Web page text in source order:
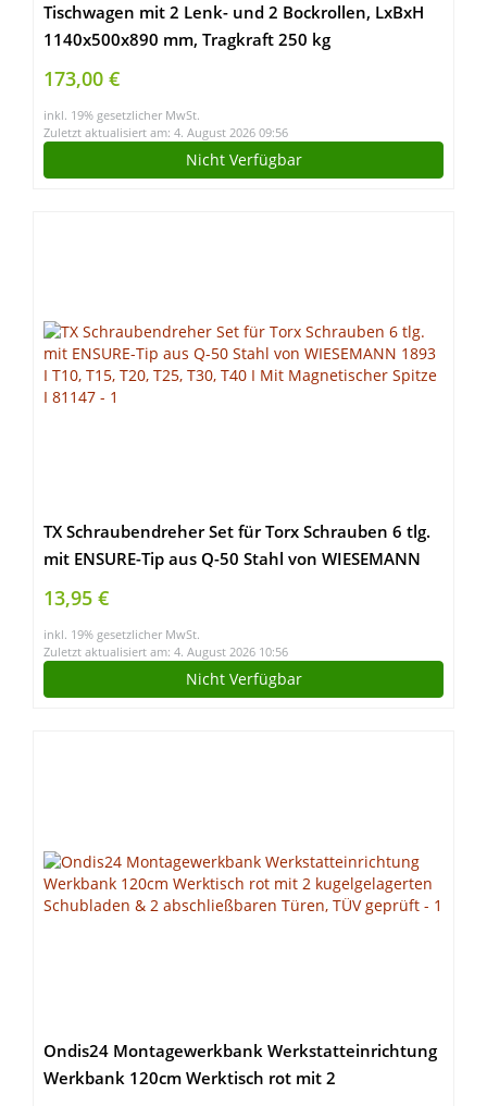
Tischwagen mit 2 Lenk- und 2 Bockrollen, LxBxH
1140x500x890 mm, Tragkraft 250 kg
173,00 €
inkl. 19% gesetzlicher MwSt.
Zuletzt aktualisiert am: 4. August 2026 09:56
Nicht Verfügbar
TX Schraubendreher Set für Torx Schrauben 6 tlg.
mit ENSURE-Tip aus Q-50 Stahl von WIESEMANN
1893 I T10, T15, T20, T25, T30, T40 I Mit
Magnetischer Spitze I 81147
13,95 €
inkl. 19% gesetzlicher MwSt.
Zuletzt aktualisiert am: 4. August 2026 10:56
Nicht Verfügbar
Ondis24 Montagewerkbank Werkstatteinrichtung
Werkbank 120cm Werktisch rot mit 2